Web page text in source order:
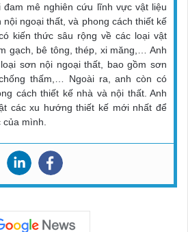
mê nghiên cứu lĩnh vực vật liệu
ngoại thất, và phong cách thiết kế
kiến thức sâu rộng về các loại vật
gạch, bê tông, thép, xi măng,… Anh
sơn nội ngoại thất, bao gồm sơn
thấm,… Ngoài ra, anh còn có
cách thiết kế nhà và nội thất. Anh
các xu hướng thiết kế mới nhất để
mình.